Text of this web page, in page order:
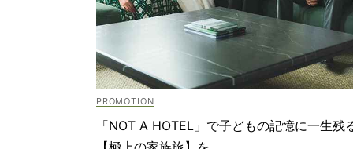
「NOT A HOTEL」で子どもの記憶に一生残